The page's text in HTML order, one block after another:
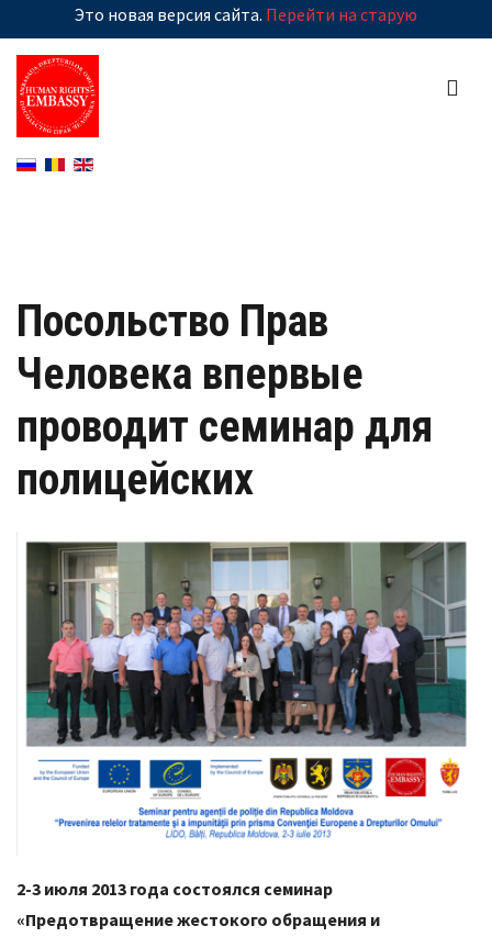
Это новая версия сайта. Перейти на старую
Посольство Прав
Человека впервые
проводит семинар для
полицейских
2-3 июля 2013 года состоялся семинар
«Предотвращение жестокого обращения и